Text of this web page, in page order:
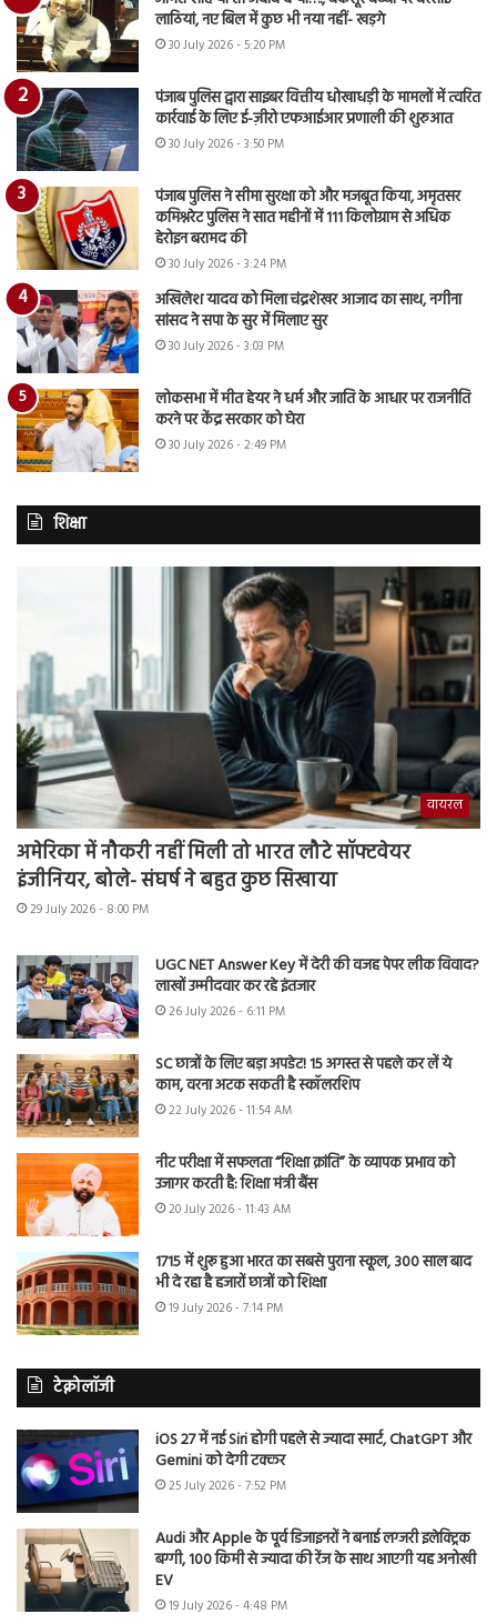
लाठियां, नए बिल में कुछ भी नया नहीं- खड़गे
30 July 2026 - 5:20 PM
पंजाब पुलिस द्वारा साइबर वित्तीय धोखाधड़ी के मामलों में त्वरित
कार्रवाई के लिए ई-ज़ीरो एफआईआर प्रणाली की शुरुआत
30 July 2026 - 3:50 PM
पंजाब पुलिस ने सीमा सुरक्षा को और मजबूत किया, अमृतसर
कमिश्नरेट पुलिस ने सात महीनों में 111 किलोग्राम से अधिक
हेरोइन बरामद की
30 July 2026 - 3:24 PM
अखिलेश यादव को मिला चंद्रशेखर आजाद का साथ, नगीना
सांसद ने सपा के सुर में मिलाए सुर
30 July 2026 - 3:03 PM
लोकसभा में मीत हेयर ने धर्म और जाति के आधार पर राजनीति
करने पर केंद्र सरकार को घेरा
30 July 2026 - 2:49 PM
शिक्षा
वायरल
अमेरिका में नौकरी नहीं मिली तो भारत लौटे सॉफ्टवेयर
इंजीनियर, बोले- संघर्ष ने बहुत कुछ सिखाया
29 July 2026 - 8:00 PM
UGC NET Answer Key में देरी की वजह पेपर लीक विवाद?
लाखों उम्मीदवार कर रहे इंतजार
26 July 2026 - 6:11 PM
SC छात्रों के लिए बड़ा अपडेट! 15 अगस्त से पहले कर लें ये
काम, वरना अटक सकती है स्कॉलरशिप
22 July 2026 - 11:54 AM
नीट परीक्षा में सफलता “शिक्षा क्रांति” के व्यापक प्रभाव को
उजागर करती है: शिक्षा मंत्री बैंस
20 July 2026 - 11:43 AM
1715 में शुरू हुआ भारत का सबसे पुराना स्कूल, 300 साल बाद
भी दे रहा है हजारों छात्रों को शिक्षा
19 July 2026 - 7:14 PM
टेक्नोलॉजी
iOS 27 में नई Siri होगी पहले से ज्यादा स्मार्ट, ChatGPT और
Gemini को देगी टक्कर
25 July 2026 - 7:52 PM
Audi और Apple के पूर्व डिजाइनरों ने बनाई लग्जरी इलेक्ट्रिक
बग्गी, 100 किमी से ज्यादा की रेंज के साथ आएगी यह अनोखी
EV
19 July 2026 - 4:48 PM